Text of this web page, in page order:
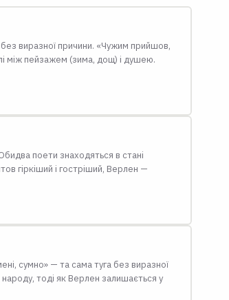
виразної причини. «Чужим прийшов,
між пейзажем (зима, дощ) і душею.
поети знаходяться в стані
гіркіший і гостріший, Верлен —
сумно» — та сама туга без виразної
тоді як Верлен залишається у